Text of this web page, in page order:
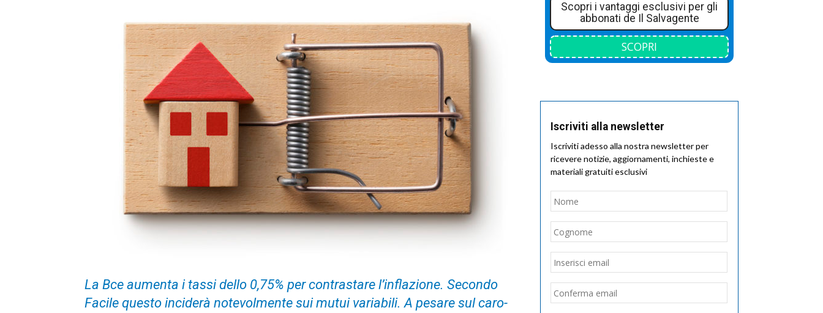
La Bce aumenta i tassi dello 0,75% per contrastare l’inflazione. Secondo
Facile questo inciderà notevolmente sui mutui variabili. A pesare sul caro-
Scopri i vantaggi esclusivi per gli
abbonati de Il Salvagente
SCOPRI
Iscriviti alla newsletter
Iscriviti adesso alla nostra newsletter per
ricevere notizie, aggiornamenti, inchieste e
materiali gratuiti esclusivi
Nome
Email